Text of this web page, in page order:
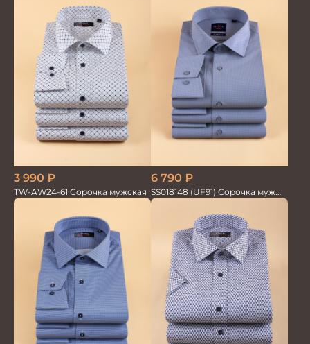
3 990 ₽
TW-AW24-61 Сорочка мужская
6 790 ₽
SS018148 (UF91) Сорочка муж.
дл. рук. GROSTYLE TRENDY